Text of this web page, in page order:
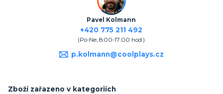
Pavel Kolmann
+420 775 211 492
(Po-Ne, 8:00-17:00 hod.)
p.kolmann@coolplays.cz
Zboží zařazeno v kategoriích